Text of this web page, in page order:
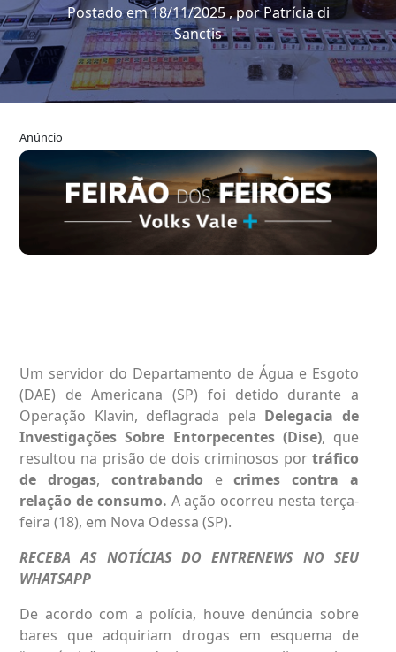
Postado em 18/11/2025 , por Patrícia di
Sanctis
Anúncio
Um servidor do Departamento de Água e Esgoto
(DAE) de Americana (SP) foi detido durante a
Operação Klavin, deflagrada pela Delegacia de
Investigações Sobre Entorpecentes (Dise), que
resultou na prisão de dois criminosos por tráfico
de drogas, contrabando ecrimes contra a
relação de consumo. A ação ocorreu nesta terça-
feira (18), em Nova Odessa (SP).
RECEBA AS NOTÍCIAS DO ENTRENEWS NO SEU
WHATSAPP
De acordo com a polícia, houve denúncia sobre
bares que adquiriam drogas em esquema de